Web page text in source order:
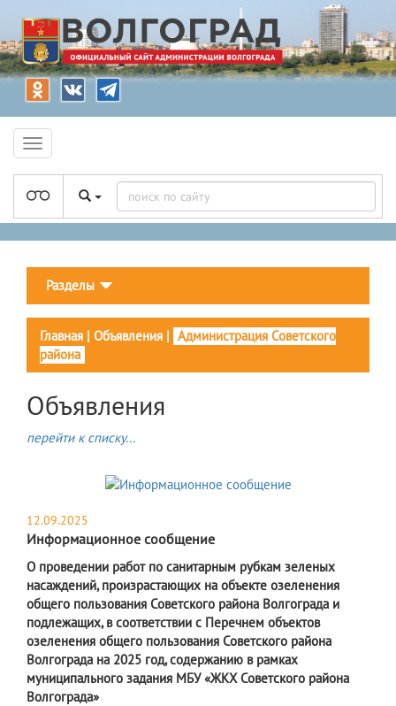
Разделы
Главная | Объявления | Администрация Советского
района
Объявления
перейти к списку...
12.09.2025
Информационное сообщение
О проведении работ по санитарным рубкам зеленых
насаждений, произрастающих на объекте озеленения
общего пользования Советского района Волгограда и
подлежащих, в соответствии с Перечнем объектов
озеленения общего пользования Советского района
Волгограда на 2025 год, содержанию в рамках
муниципального задания МБУ «ЖКХ Советского района
Волгограда»